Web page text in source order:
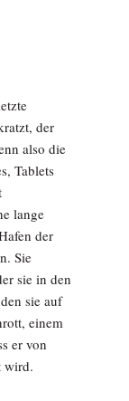
der
also die
Tablets
lange
der
Sie
sie in den
sie auf
einem
er von
wird.